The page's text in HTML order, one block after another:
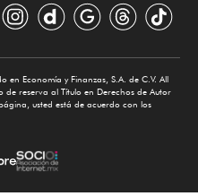
Economía y Finanzas, S.A. de C.V. All
de reserva al Título en Derechos de Autor
usted está de acuerdo con los